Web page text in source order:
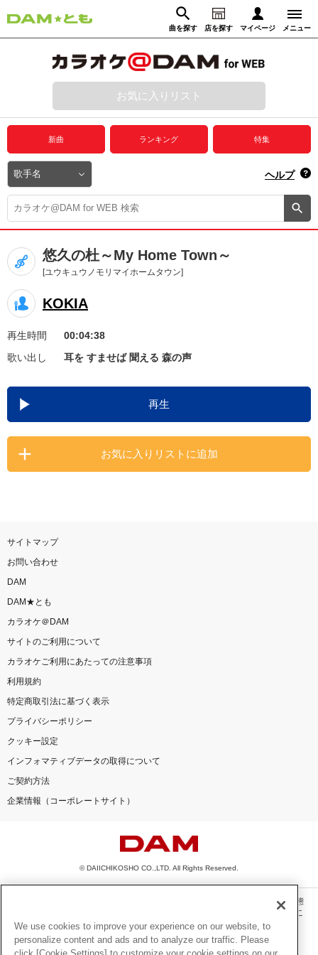
曲を探す 店を探す マイページ メニュー
動画からさがす 録音からさがす
ログイン
プレミアムサービス
DAM★とも動画
DAM★とも録音
カラオケ＠DAM
ユーザー検索
キャンペーン
お知らせ よくあるご質問
DAMの新曲・ランキングなど
カラオケ最新情報をチェック！
お気に入りリスト
新曲 ランキング 特集
ヘルプ
悠久の杜～My Home Town～
[ユウキュウノモリマイホームタウン]
KOKIA
再生時間
00:04:38
歌い出し
耳を すませば 聞える 森の声
再生
お気に入りリストに追加
サイトマップ
お問い合わせ
DAM
DAM★とも
カラオケ＠DAM
サイトのご利用について
カラオケご利用にあたっての注意事項
利用規約
特定商取引法に基づく表示
プライバシーポリシー
クッキー設定
インフォマティブデータの取得について
ご契約方法
企業情報（コーポレートサイト）
© DAIICHIKOSHO CO.,LTD. All Rights Reserved.
このサイトに掲載されている一切の文章・画像・写真・動画・音声等を、手段や形態
を問わず、著作権法の定める範囲を超えて無断で複製、転載、ファイル化などするこ
とを禁じます。
楽曲及びコンテンツは、機種によりご利用いただけない場合があります。
We use cookies to improve your experience on our website, to
personalize content and ads and to analyze our traffic. Please